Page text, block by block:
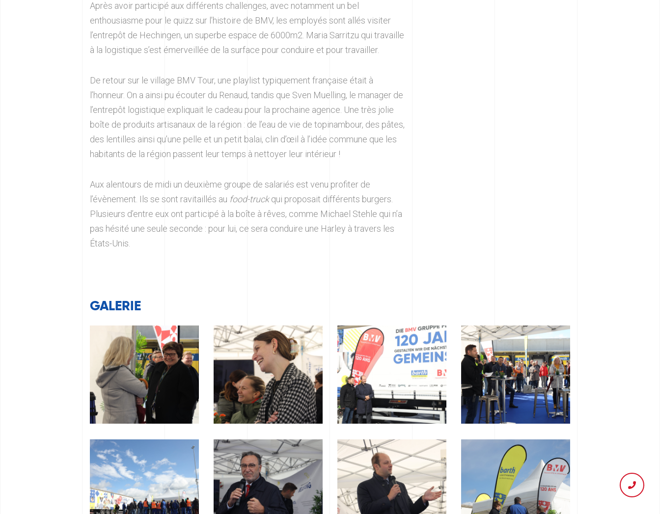
Après avoir participé aux différents challenges, avec notamment un bel
enthousiasme pour le quizz sur l’histoire de BMV, les employés sont allés visiter
l’entrepôt de Hechingen, un superbe espace de 6000m2. Maria Sarritzu qui travaille
à la logistique s’est émerveillée de la surface pour conduire et pour travailler.
De retour sur le village BMV Tour, une playlist typiquement française était à
l’honneur. On a ainsi pu écouter du Renaud, tandis que Sven Muelling, le manager de
l’entrepôt logistique expliquait le cadeau pour la prochaine agence. Une très jolie
boîte de produits artisanaux de la région : de l’eau de vie de topinambour, des pâtes,
des lentilles ainsi qu’une pelle et un petit balai, clin d’œil à l’idée commune que les
habitants de la région passent leur temps à nettoyer leur intérieur !
Aux alentours de midi un deuxième groupe de salariés est venu profiter de
l’évènement. Ils se sont ravitaillés au food-truckqui proposait différents burgers.
Plusieurs d’entre eux ont participé à la boîte à rêves, comme Michael Stehle qui n’a
pas hésité une seule seconde : pour lui, ce sera conduire une Harley à travers les
États-Unis.
GALERIE